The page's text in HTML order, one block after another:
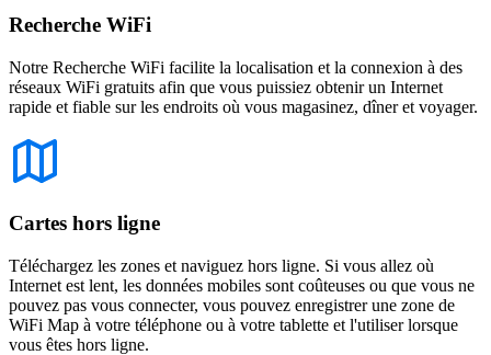
Recherche WiFi
Notre Recherche WiFi facilite la localisation et la connexion à des
réseaux WiFi gratuits afin que vous puissiez obtenir un Internet
rapide et fiable sur les endroits où vous magasinez, dîner et voyager.
Cartes hors ligne
Téléchargez les zones et naviguez hors ligne. Si vous allez où
Internet est lent, les données mobiles sont coûteuses ou que vous ne
pouvez pas vous connecter, vous pouvez enregistrer une zone de
WiFi Map à votre téléphone ou à votre tablette et l'utiliser lorsque
vous êtes hors ligne.